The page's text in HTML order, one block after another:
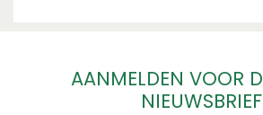
AANMELDEN VOOR
NIEUWSBRIEF